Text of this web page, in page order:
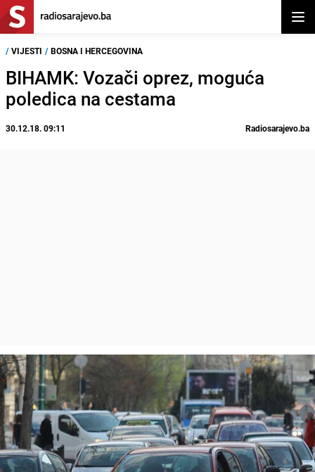
/ VIJESTI / BOSNA I HERCEGOVINA
BIHAMK: Vozači oprez, moguća
poledica na cestama
30.12.18. 09:11 Radiosarajevo.ba